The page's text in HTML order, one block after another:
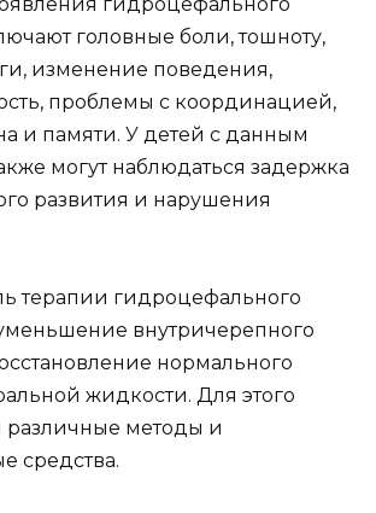
головные боли, тошноту,
изменение поведения,
проблемы с координацией,
и памяти. У детей с данным
могут наблюдаться задержка
развития и нарушения
терапии гидроцефального
внутричерепного
нормального
жидкости. Для этого
методы и
средства.